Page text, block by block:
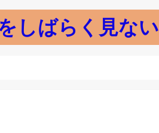
しばらく見ない